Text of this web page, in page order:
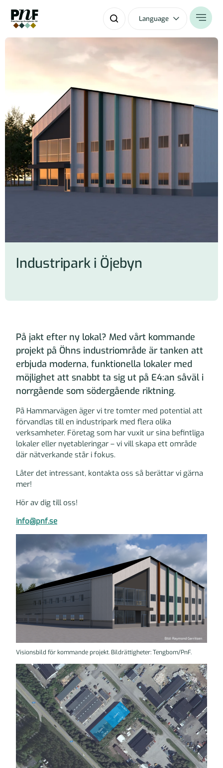
Language
Industripark i Öjebyn
På jakt efter ny lokal? Med vårt kommande
projekt på Öhns industriområde är tanken att
erbjuda moderna, funktionella lokaler med
möjlighet att snabbt ta sig ut på E4:an såväl i
norrgående som södergående riktning.
På Hammarvägen äger vi tre tomter med potential att
förvandlas till en industripark med flera olika
verksamheter. Företag som har vuxit ur sina befintliga
lokaler eller nyetableringar – vi vill skapa ett område
där nätverkande står i fokus.
Låter det intressant, kontakta oss så berättar vi gärna
mer!
Hör av dig till oss!
info@pnf.se
Visionsbild för kommande projekt. Bildrättigheter: Tengbom/PnF.